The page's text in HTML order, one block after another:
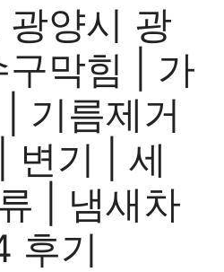
양시 광
구막힘 | 가
기름제거
변기 | 세
| 냄새차
후기